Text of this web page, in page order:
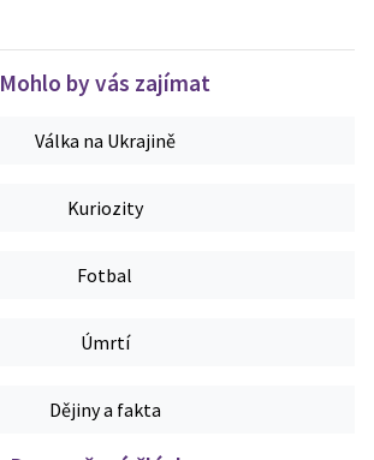
Mohlo by vás zajímat
Válka na Ukrajině
Kuriozity
Fotbal
Úmrtí
Dějiny a fakta